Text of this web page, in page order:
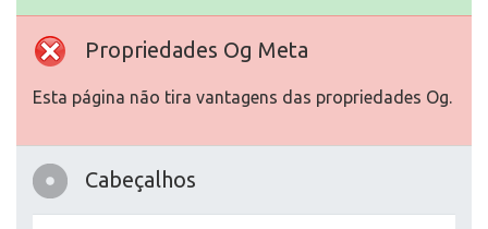
Propriedades Og Meta
Esta página não tira vantagens das propriedades Og.
Cabeçalhos